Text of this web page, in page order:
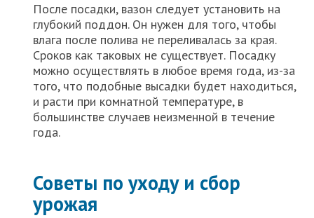
После посадки, вазон следует установить на
глубокий поддон. Он нужен для того, чтобы
влага после полива не переливалась за края.
Сроков как таковых не существует. Посадку
можно осуществлять в любое время года, из-за
того, что подобные высадки будет находиться,
и расти при комнатной температуре, в
большинстве случаев неизменной в течение
года.
Советы по уходу и сбор
урожая